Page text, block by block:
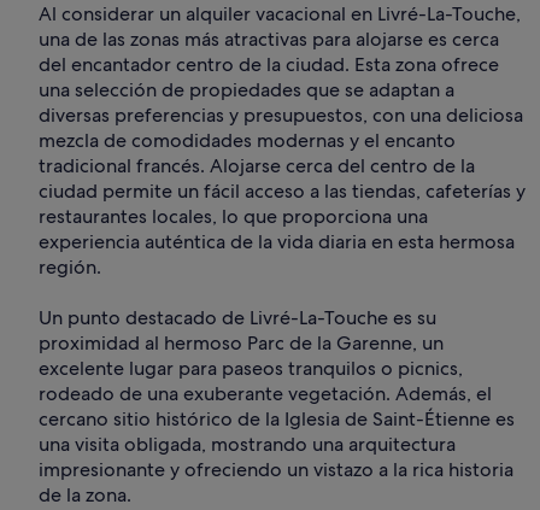
Al considerar un alquiler vacacional en Livré-La-Touche,
una de las zonas más atractivas para alojarse es cerca
del encantador centro de la ciudad. Esta zona ofrece
una selección de propiedades que se adaptan a
diversas preferencias y presupuestos, con una deliciosa
mezcla de comodidades modernas y el encanto
tradicional francés. Alojarse cerca del centro de la
ciudad permite un fácil acceso a las tiendas, cafeterías y
restaurantes locales, lo que proporciona una
experiencia auténtica de la vida diaria en esta hermosa
región.
Un punto destacado de Livré-La-Touche es su
proximidad al hermoso Parc de la Garenne, un
excelente lugar para paseos tranquilos o picnics,
rodeado de una exuberante vegetación. Además, el
cercano sitio histórico de la Iglesia de Saint-Étienne es
una visita obligada, mostrando una arquitectura
impresionante y ofreciendo un vistazo a la rica historia
de la zona.